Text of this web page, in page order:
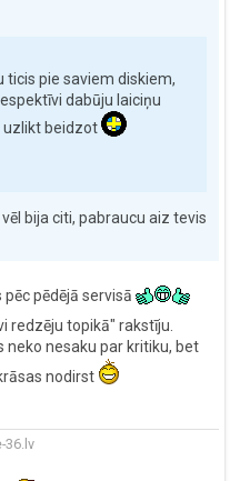
ticis pie saviem diskiem,
dabūju laiciņu
uzlikt beidzot
bija citi, pabraucu aiz tevis
pēdējā servisā
redzēju topikā" rakstīju.
neko nesaku par kritiku, bet
nodirst
36.lv